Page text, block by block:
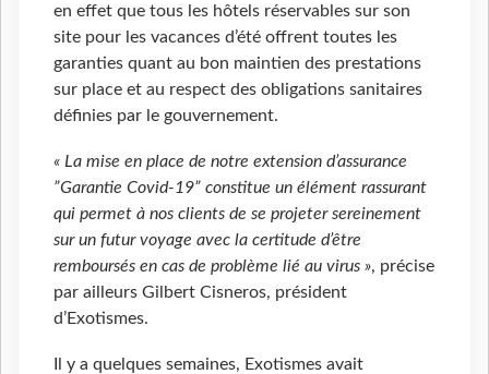
en effet que tous les hôtels réservables sur son
site pour les vacances d’été offrent toutes les
garanties quant au bon maintien des prestations
sur place et au respect des obligations sanitaires
définies par le gouvernement.
« La mise en place de notre extension d’assurance
”Garantie Covid-19” constitue un élément rassurant
qui permet à nos clients de se projeter sereinement
sur un futur voyage avec la certitude d’être
remboursés en cas de problème lié au virus », précise
par ailleurs Gilbert Cisneros, président
d’Exotismes.
Il y a quelques semaines, Exotismes avait